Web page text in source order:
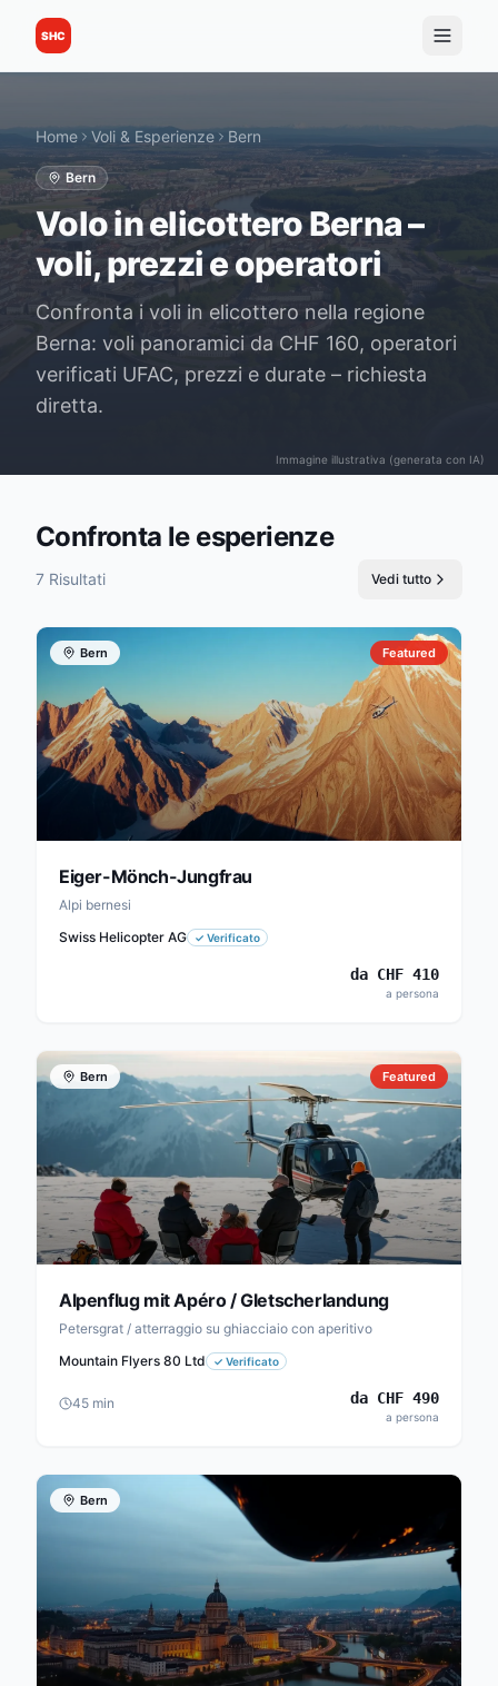
SHC
Immagine illustrativa (generata con IA)
Home Voli & Esperienze Bern
Bern
Volo in elicottero Berna –
voli, prezzi e operatori
Confronta i voli in elicottero nella regione
Berna: voli panoramici da CHF 160, operatori
verificati UFAC, prezzi e durate – richiesta
diretta.
Confronta le esperienze
7 Risultati Vedi tutto
Bern Featured
Eiger-Mönch-Jungfrau
Alpi bernesi
Swiss Helicopter AG
✓ Verificato
da CHF 410
a persona
Bern Featured
Alpenflug mit Apéro / Gletscherlandung
Petersgrat / atterraggio su ghiacciaio con aperitivo
Mountain Flyers 80 Ltd
✓ Verificato
45 min da CHF 490
a persona
Bern